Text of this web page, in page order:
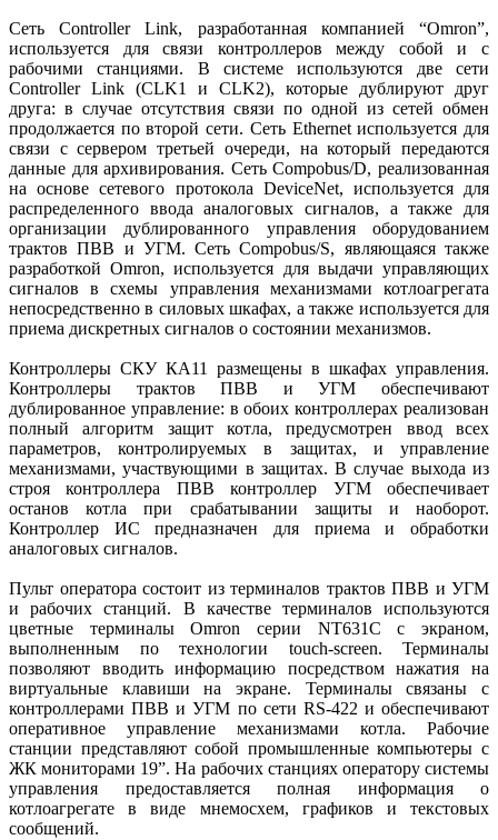
Сеть Controller Link, разработанная компанией “Omron”,
используется для связи контроллеров между собой и с
рабочими станциями. В системе используются две сети
Controller Link (CLK1 и CLK2), которые дублируют друг
друга: в случае отсутствия связи по одной из сетей обмен
продолжается по второй сети. Сеть Ethernet используется для
связи с сервером третьей очереди, на который передаются
данные для архивирования. Сеть Compobus/D, реализованная
на основе сетевого протокола DeviceNet, используется для
распределенного ввода аналоговых сигналов, а также для
организации дублированного управления оборудованием
трактов ПВВ и УГМ. Сеть Compobus/S, являющаяся также
разработкой Omron, используется для выдачи управляющих
сигналов в схемы управления механизмами котлоагрегата
непосредственно в силовых шкафах, а также используется для
приема дискретных сигналов о состоянии механизмов.
Контроллеры СКУ КА11 размещены в шкафах управления.
Контроллеры трактов ПВВ и УГМ обеспечивают
дублированное управление: в обоих контроллерах реализован
полный алгоритм защит котла, предусмотрен ввод всех
параметров, контролируемых в защитах, и управление
механизмами, участвующими в защитах. В случае выхода из
строя контроллера ПВВ контроллер УГМ обеспечивает
останов котла при срабатывании защиты и наоборот.
Контроллер ИС предназначен для приема и обработки
аналоговых сигналов.
Пульт оператора состоит из терминалов трактов ПВВ и УГМ
и рабочих станций. В качестве терминалов используются
цветные терминалы Omron серии NT631C с экраном,
выполненным по технологии touch-screen. Терминалы
позволяют вводить информацию посредством нажатия на
виртуальные клавиши на экране. Терминалы связаны с
контроллерами ПВВ и УГМ по сети RS-422 и обеспечивают
оперативное управление механизмами котла. Рабочие
станции представляют собой промышленные компьютеры с
ЖК мониторами 19”. На рабочих станциях оператору системы
управления предоставляется полная информация о
котлоагрегате в виде мнемосхем, графиков и текстовых
сообщений.